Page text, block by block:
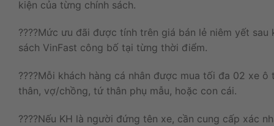
kiện của từng chính sách.
????Mức ưu đãi được tính trên giá bán lẻ niêm yết sau
sách VinFast công bố tại từng thời điểm.
????Mỗi khách hàng cá nhân được mua tối đa 02 xe ô
thân, vợ/chồng, tứ thân phụ mẫu, hoặc con cái.
????Nếu KH là người đứng tên xe, cần cung cấp xác